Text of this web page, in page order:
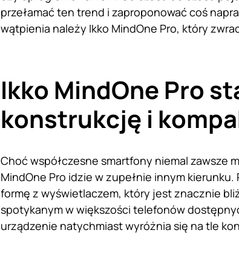
przełamać ten trend i zaproponować coś
wątpienia należy Ikko MindOne Pro, który
Ikko MindOne Pro
konstrukcję i
Choć współczesne smartfony niemal zawsze
MindOne Pro idzie w zupełnie innym
formę z wyświetlaczem, który jest znacznie
spotykanym w większości telefonów
urządzenie natychmiast wyróżnia się na tle